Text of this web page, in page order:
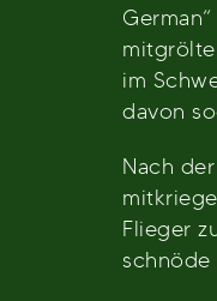
im
davon
Nach
Flieger
schnöde